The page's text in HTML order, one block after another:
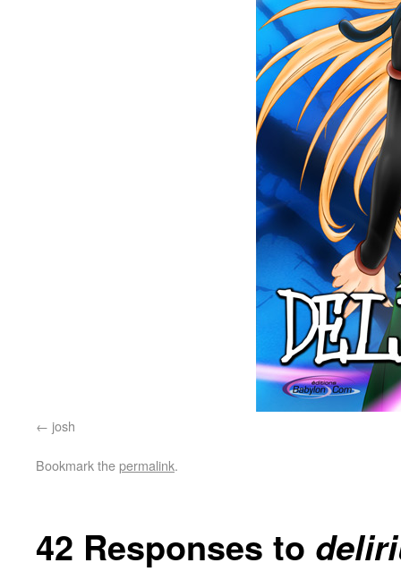
josh
Bookmark thepermalink.
42 Responses to